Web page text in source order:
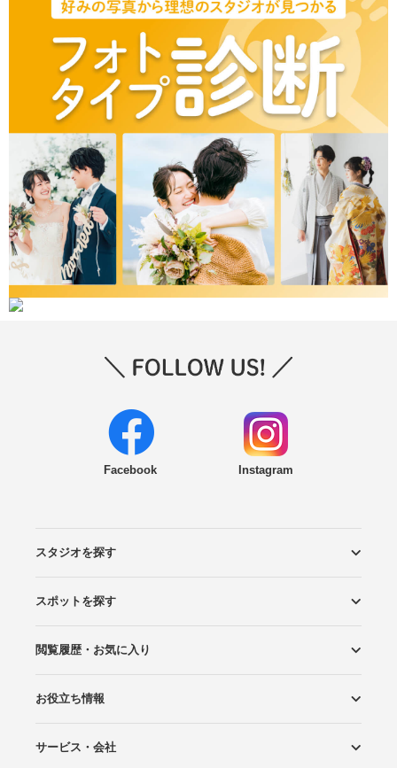
Facebook Instagram
スタジオを探す
エリアから探す
こだわりから探す
NEW PHOTO STYLE
プランから探す
フォトタイプ診断
フォトグラファーから探す
国内リゾートから探す
スポットを探す
ロケーションから探す
スタジオから探す
閲覧履歴・お気に入り
閲覧スタジオ
お気に入り
お役立ち情報
Wedding Photo マガジン
はじめてガイド
サービス・会社